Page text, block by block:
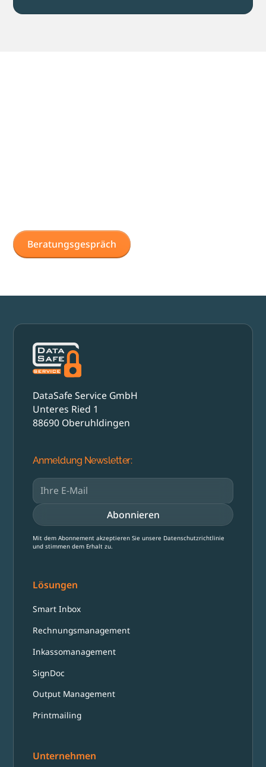
Beratungsgespräch
DataSafe Service GmbH
Unteres Ried 1
88690 Oberuhldingen
Anmeldung Newsletter:
Mit dem Abonnement akzeptieren Sie unsere Datenschutzrichtlinie
und stimmen dem Erhalt zu.
Lösungen
Smart Inbox
Rechnungsmanagement
Inkassomanagement
SignDoc
Output Management
Printmailing
Unternehmen